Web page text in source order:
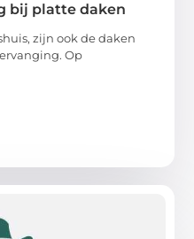
bij platte daken
zijn ook de daken
Op